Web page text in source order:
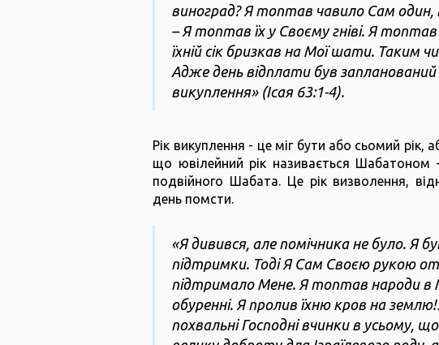
виноград? Я топтав чавило Сам один,
– Я топтав їх у Своєму гніві. Я
їхній сік бризкав на Мої шати. Таким
Адже день відплати був
викуплення» (Ісая 63:1-4).
Рік викуплення - це міг бути або сьомий рік,
що ювілейний рік називається
подвійного Шабата. Це рік визволення,
день помсти.
«Я дивився, але помічника не було. Я
підтримки. Тоді Я Сам Своєю рукою
підтримало Мене. Я топтав народи в
обуренні. Я пролив їхню кров на
похвальні Господні вчинки в усьому,